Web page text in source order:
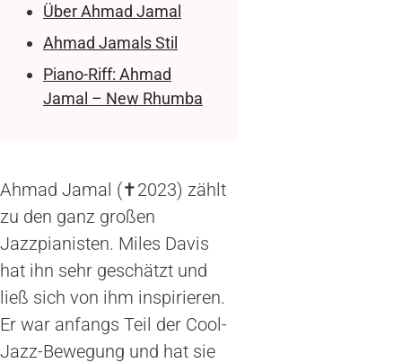
Über Ahmad Jamal
Ahmad Jamals Stil
Piano-Riff: Ahmad
Jamal – New Rhumba
Ahmad Jamal (✝︎2023) zählt
zu den ganz großen
Jazzpianisten. Miles Davis
hat ihn sehr geschätzt und
ließ sich von ihm inspirieren.
Er war anfangs Teil der Cool-
Jazz-Bewegung und hat sie